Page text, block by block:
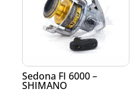
Sedona FI 6000 –
SHIMANO